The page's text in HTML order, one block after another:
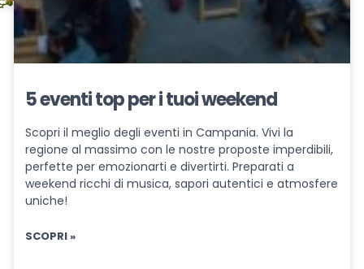
5 eventi top per i tuoi weekend
Scopri il meglio degli eventi in Campania. Vivi la
regione al massimo con le nostre proposte imperdibili,
perfette per emozionarti e divertirti. Preparati a
weekend ricchi di musica, sapori autentici e atmosfere
uniche!
SCOPRI »